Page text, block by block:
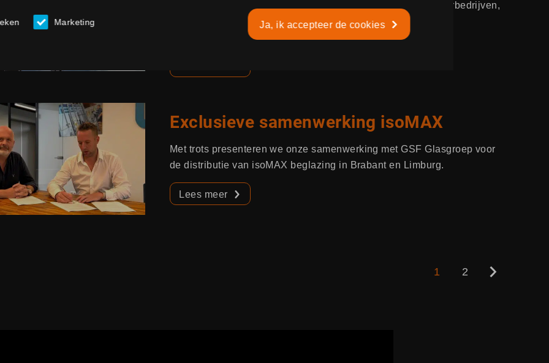
Marketing Ja, ik accepteer de cookies
Vanaf 1 november bundelen wij de krachten van onze dochterbedrijven,
Martin Glas (voorheen Stolker Glas) en Martin Glas Heesch
(Langenhuizen Glas), onder de naam Martin Glas.
Exclusieve samenwerking isoMAX
Met trots presenteren we onze samenwerking met GSF Glasgroep voor
de distributie van isoMAX beglazing in Brabant en Limburg.
Lees meer
1 2